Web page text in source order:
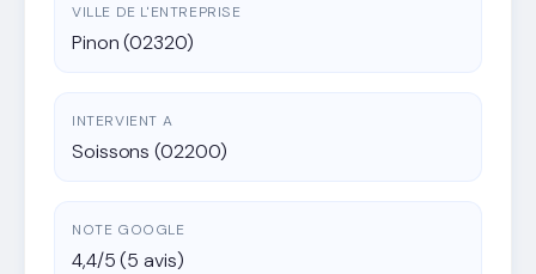
VILLE DE L'ENTREPRISE
Pinon (02320)
INTERVIENT A
Soissons (02200)
NOTE GOOGLE
4,4/5 (5 avis)